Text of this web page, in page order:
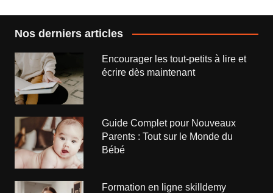
Nos derniers articles
Encourager les tout-petits à lire et
écrire dès maintenant
Guide Complet pour Nouveaux
Parents : Tout sur le Monde du
Bébé
Formation en ligne skilldemy